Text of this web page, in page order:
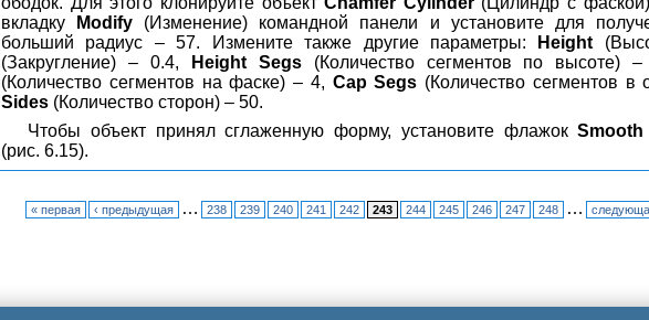
вкладку
Modify (Изменение) командной панели и установите для
больший радиус – 57. Измените также другие параметры:
Height
(Закругление) – 0.4,
Height Segs(Количество сегментов по высоте)
(Количество сегментов на фаске) – 4, Cap Segs (Количество сегментов в
Sides (Количество сторон) – 50.
Чтобы объект принял сглаженную форму, установите флажокSmooth
(рис. 6.15).
« первая ‹ предыдущая … 238 239 240 241 242 243 244 245 246 247 248 …